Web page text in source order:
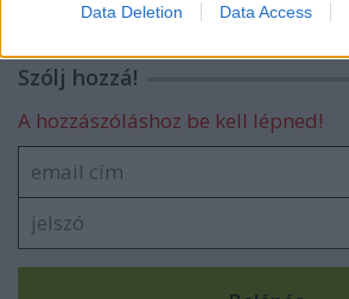
Data Deletion Data Access
Szólj hozzá!
A hozzászóláshoz be kell lépned!